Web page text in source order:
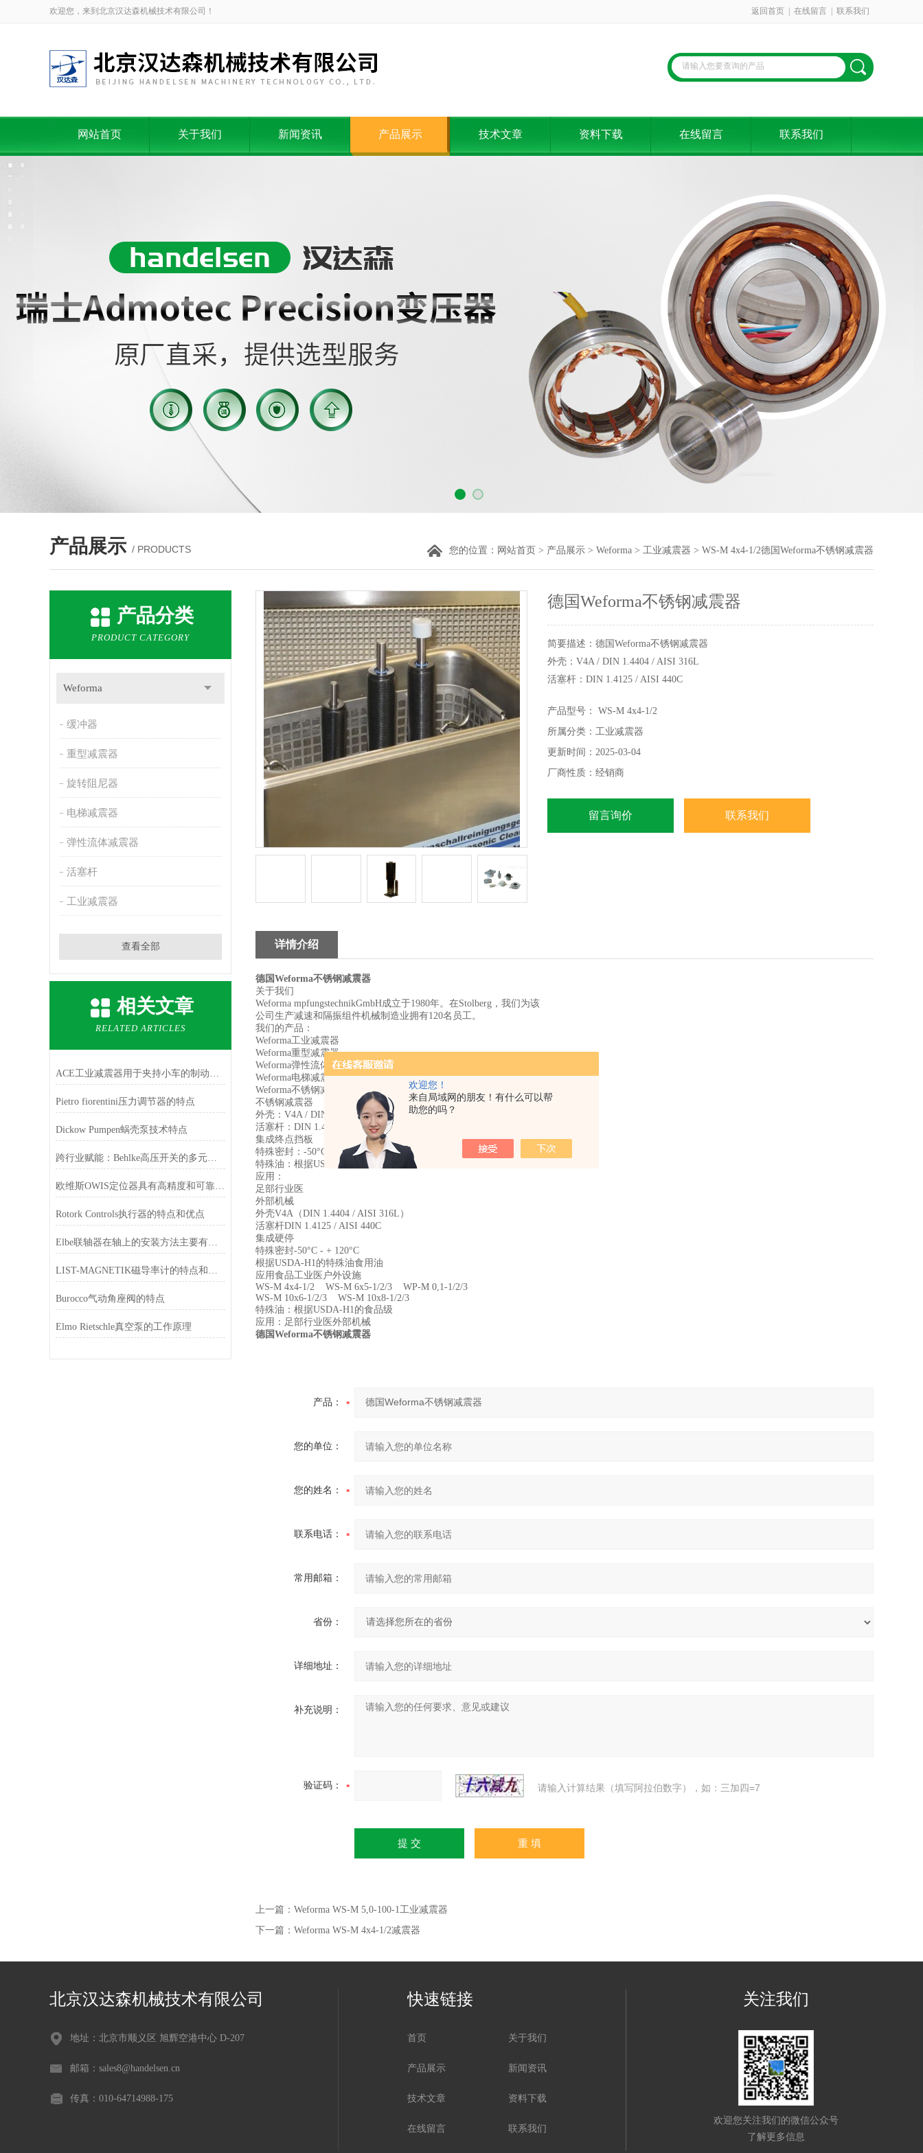
欢迎您！
来自局域网的朋友！有什么可以帮
助您的吗？
欢迎您，来到北京汉达森机械技术有限公司！ 返回首页 在线留言 联系我们
网站首页 关于我们 新闻资讯 产品展示 技术文章 资料下载 在线留言 联系我们
产品展示 / PRODUCTS 您的位置： 网站首页 > 产品展示 > Weforma > 工业减震器 > WS-M 4x4-1/2德国Weforma不锈钢减震器
产品分类
PRODUCT CATEGORY
Weforma
缓冲器
重型减震器
旋转阻尼器
电梯减震器
弹性流体减震器
活塞杆
工业减震器
查看全部
相关文章
RELATED ARTICLES
ACE工业减震器用于夹持小车的制动系统
Pietro fiorentini压力调节器的特点
Dickow Pumpen蜗壳泵技术特点
跨行业赋能：Behlke高压开关的多元应用版图
欧维斯OWIS定位器具有高精度和可靠性的特点
Rotork Controls执行器的特点和优点
Elbe联轴器在轴上的安装方法主要有三种
LIST-MAGNETIK磁导率计的特点和功能
Burocco气动角座阀的特点
Elmo Rietschle真空泵的工作原理
德国Weforma不锈钢减震器
简要描述：德国Weforma不锈钢减震器
外壳：V4A / DIN 1.4404 / AISI 316L
活塞杆：DIN 1.4125 / AISI 440C
产品型号： WS-M 4x4-1/2
所属分类：工业减震器
更新时间：2025-03-04
厂商性质：经销商
留言询价 联系我们
详情介绍
德国Weforma不锈钢减震器
关于我们
Weforma mpfungstechnikGmbH成立于1980年。在Stolberg，我们为该
公司生产减速和隔振组件机械制造业拥有120名员工。
我们的产品：
Weforma工业减震器
Weforma重型减震器
Weforma弹性流体减震器和弹簧
Weforma电梯减震器
Weforma不锈钢减震器
不锈钢减震器
外壳：V4A / DIN 1.4404 / AISI 316L
活塞杆：DIN 1.4125 / AISI 440C
集成终点挡板
特殊密封：-50°C - + 120°C
特殊油：根据USDA-H1的食品级
应用：
足部行业医
外部机械
外壳V4A（DIN 1.4404 / AISI 316L）
活塞杆DIN 1.4125 / AISI 440C
集成硬停
特殊密封-50°C - + 120°C
根据USDA-H1的特殊油食用油
应用食品工业医户外设施
WS-M 4x4-1/2 WS-M 6x5-1/2/3 WP-M 0,1-1/2/3
WS-M 10x6-1/2/3 WS-M 10x8-1/2/3
特殊油：根据USDA-H1的食品级
应用：足部行业医外部机械
德国Weforma不锈钢减震器
产品：
您的单位：
您的姓名：
联系电话：
常用邮箱：
省份：
详细地址：
补充说明：
验证码： 请输入计算结果（填写阿拉伯数字），如：三加四=7
上一篇： Weforma WS-M 5,0-100-1工业减震器
下一篇： Weforma WS-M 4x4-1/2减震器
北京汉达森机械技术有限公司
地址：北京市顺义区 旭辉空港中心 D-207
邮箱：sales8@handelsen.cn
传真：010-64714988-175
快速链接
首页 关于我们
产品展示 新闻资讯
技术文章 资料下载
在线留言 联系我们
关注我们
欢迎您关注我们的微信公众号
了解更多信息